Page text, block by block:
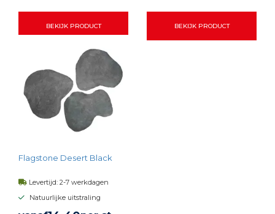
BEKIJK PRODUCT BEKIJK PRODUCT
Flagstone Desert Black
Levertijd: 2-7 werkdagen
Natuurlijke uitstraling